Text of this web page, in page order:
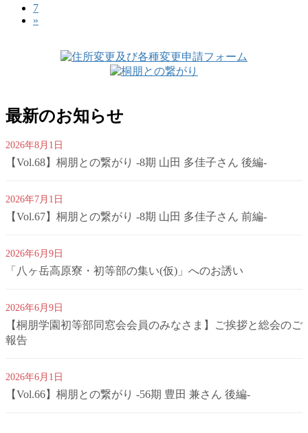
送
り
ー
ジ
ペ
ー
固
定
7
»
最新のお知らせ
2026年8月1日
【Vol.68】桐朋との繋がり -8期 山田 多佳子さん 後編-
2026年7月1日
【Vol.67】桐朋との繋がり -8期 山田 多佳子さん 前編-
2026年6月9日
「八ヶ岳高原寮・初等部の集い(仮)」へのお誘い
2026年6月9日
【桐朋学園初等部同窓会会員のみなさま】ご挨拶と総会のご
報告
2026年6月1日
【Vol.66】桐朋との繋がり -56期 豊田 兼さん 後編-